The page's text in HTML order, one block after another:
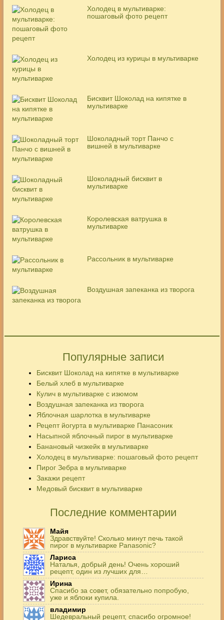
Холодец в мультиварке:
пошаговый фото рецепт
Холодец из курицы в мультиварке
Бисквит Шоколад на кипятке в
мультиварке
Шоколадный торт Панчо с
вишней в мультиварке
Шоколадный бисквит в
мультиварке
Королевская ватрушка в
мультиварке
Рассольник в мультиварке
Воздушная запеканка из творога
Популярные записи
Бисквит Шоколад на кипятке в мультиварке
Белый хлеб в мультиварке
Кулич в мультиварке с изюмом
Воздушная запеканка из творога
Яблочная шарлотка в мультиварке
Рецепт йогурта в мультиварке Панасоник
Насыпной яблочный пирог в мультиварке
Банановый чизкейк в мультиварке
Холодец в мультиварке: пошаговый фото рецепт
Пирог Зебра в мультиварке
Закажи рецепт
Медовый бисквит в мультиварке
Последние комментарии
Майя
Здравствуйте! Сколько минут печь такой
пирог в мультиварке Panasonic?
Лариса
Наталья, добрый день! Очень хороший
рецепт, один из лучших для…
Ирина
Спасибо за совет, обязательно попробую,
уже и яблоки купила.
владимир
Шедевральный рецепт, спасибо огромное!